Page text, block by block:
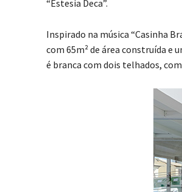
“Estesia Deca”.
Inspirado na música “Casinha
com 65m² de área construída e
é branca com dois telhados,